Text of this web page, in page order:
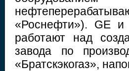
«Роснефти»). GE
работают над
завода по
«Братскэкогаз»,